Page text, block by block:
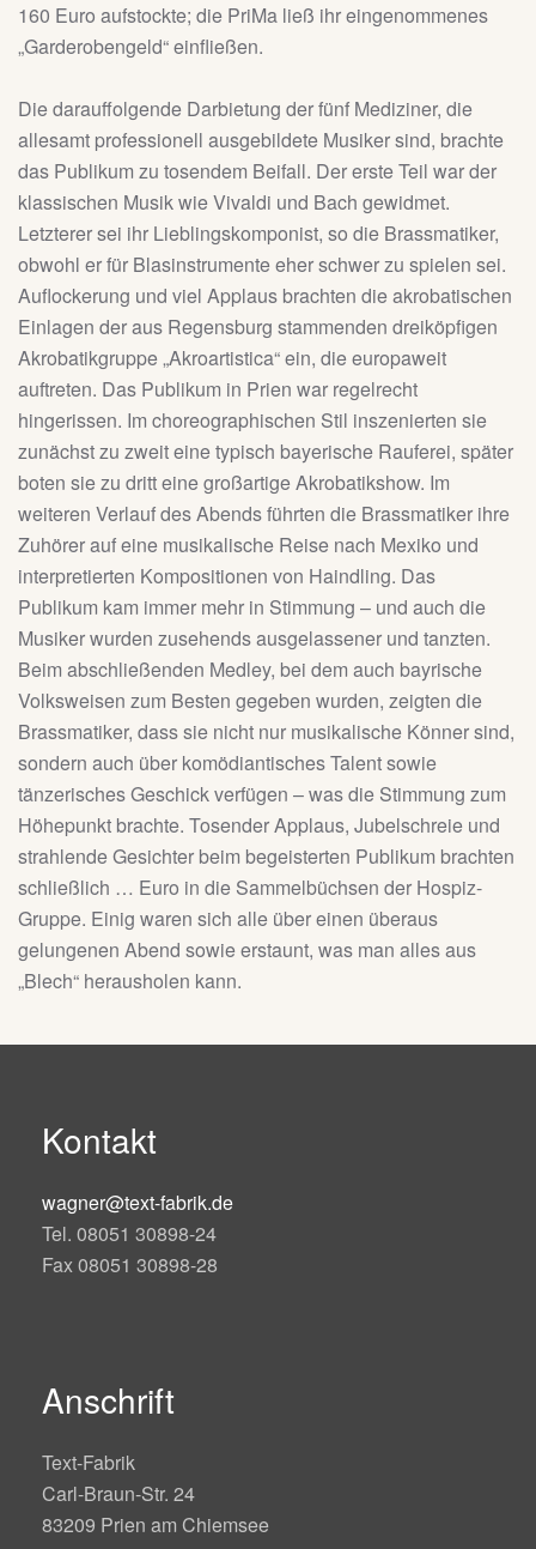
160 Euro aufstockte; die PriMa ließ ihr eingenommenes
„Garderobengeld“ einfließen.
Die darauffolgende Darbietung der fünf Mediziner, die
allesamt professionell ausgebildete Musiker sind, brachte
das Publikum zu tosendem Beifall. Der erste Teil war der
klassischen Musik wie Vivaldi und Bach gewidmet.
Letzterer sei ihr Lieblingskomponist, so die Brassmatiker,
obwohl er für Blasinstrumente eher schwer zu spielen sei.
Auflockerung und viel Applaus brachten die akrobatischen
Einlagen der aus Regensburg stammenden dreiköpfigen
Akrobatikgruppe „Akroartistica“ ein, die europaweit
auftreten. Das Publikum in Prien war regelrecht
hingerissen. Im choreographischen Stil inszenierten sie
zunächst zu zweit eine typisch bayerische Rauferei, später
boten sie zu dritt eine großartige Akrobatikshow. Im
weiteren Verlauf des Abends führten die Brassmatiker ihre
Zuhörer auf eine musikalische Reise nach Mexiko und
interpretierten Kompositionen von Haindling. Das
Publikum kam immer mehr in Stimmung – und auch die
Musiker wurden zusehends ausgelassener und tanzten.
Beim abschließenden Medley, bei dem auch bayrische
Volksweisen zum Besten gegeben wurden, zeigten die
Brassmatiker, dass sie nicht nur musikalische Könner sind,
sondern auch über komödiantisches Talent sowie
tänzerisches Geschick verfügen – was die Stimmung zum
Höhepunkt brachte. Tosender Applaus, Jubelschreie und
strahlende Gesichter beim begeisterten Publikum brachten
schließlich … Euro in die Sammelbüchsen der Hospiz-
Gruppe. Einig waren sich alle über einen überaus
gelungenen Abend sowie erstaunt, was man alles aus
„Blech“ herausholen kann.
Kontakt
wagner@text-fabrik.de
Tel. 08051 30898-24
Fax 08051 30898-28
Anschrift
Text-Fabrik
Carl-Braun-Str. 24
83209 Prien am Chiemsee